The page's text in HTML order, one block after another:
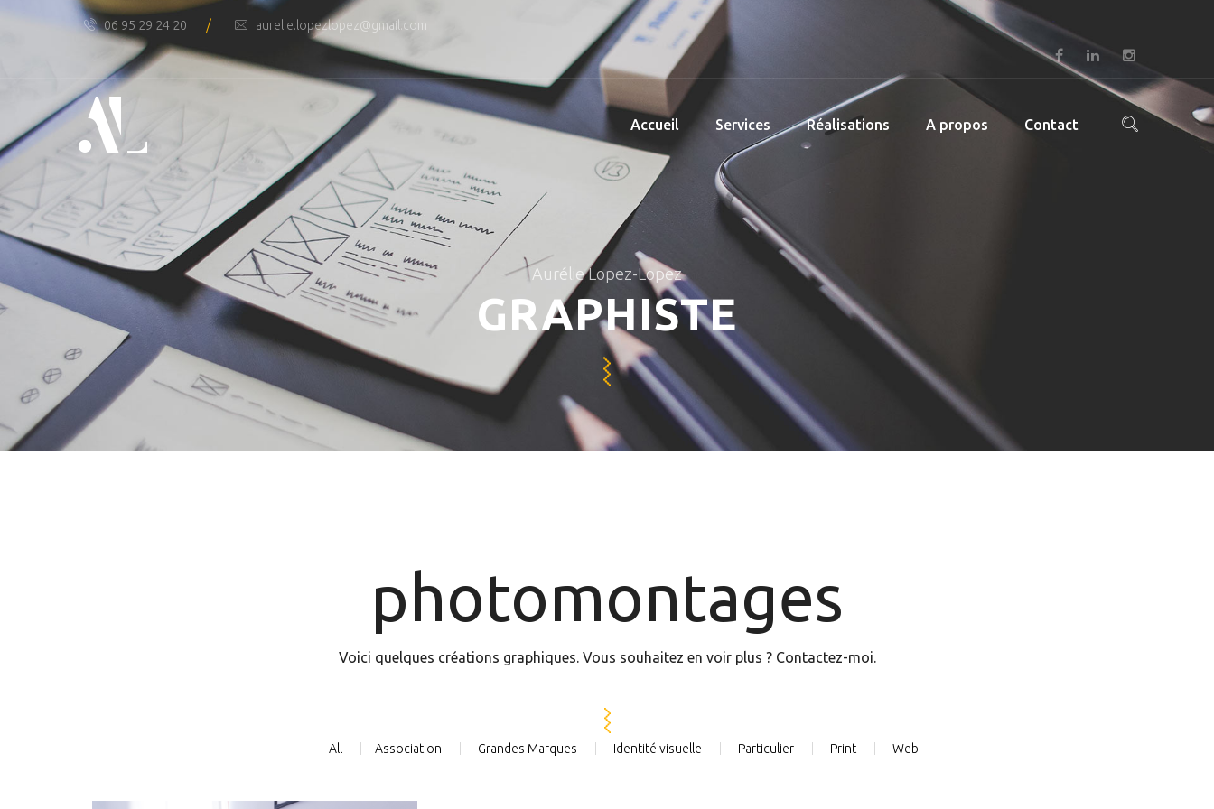
06 95 29 24 20 / aurelie.lopezlopez@gmail.com
Accueil Services Réalisations A propos Contact
Aurélie Lopez-Lopez
GRAPHISTE
photomontages
Voici quelques créations graphiques. Vous souhaitez en voir plus ? Contactez-moi.
All Association Grandes Marques Identité visuelle Particulier Print Web